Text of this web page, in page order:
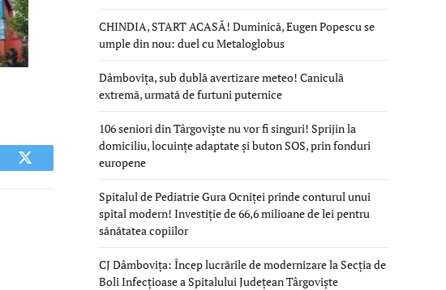
Twitter
CHINDIA, START ACASĂ! Duminică, Eugen Popescu se
umple din nou: duel cu Metaloglobus
Dâmbovița, sub dublă avertizare meteo! Caniculă
extremă, urmată de furtuni puternice
106 seniori din Târgoviște nu vor fi singuri! Sprijin la
domiciliu, locuințe adaptate și buton SOS, prin fonduri
europene
Spitalul de Pediatrie Gura Ocniței prinde conturul unui
spital modern! Investiție de 66,6 milioane de lei pentru
sănătatea copiilor
CJ Dâmbovița: Încep lucrările de modernizare la Secția de
Boli Infecțioase a Spitalului Județean Târgoviște